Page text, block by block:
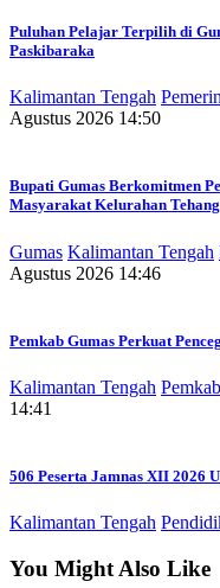
Puluhan Pelajar Terpilih di
Paskibaraka
Kalimantan Tengah
Agustus 2026 14:50
Bupati Gumas Berkomitmen
Masyarakat Kelurahan Tehang
Gumas Kalimantan Tengah
Agustus 2026 14:46
Pemkab Gumas Perkuat
Kalimantan Tengah
14:41
506 Peserta Jamnas XII 2026
Kalimantan Tengah
You Might Also Like